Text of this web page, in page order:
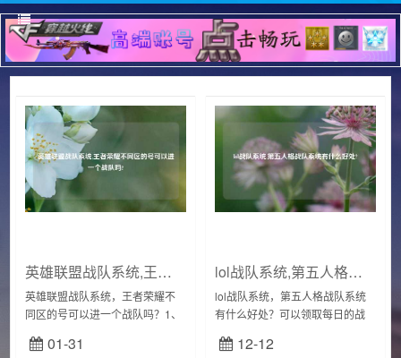
英雄联盟战队系统,王者荣耀不同区的号可以进一个战队吗?
英雄联盟战队系统，王者荣耀不
同区的号可以进一个战队吗？1、
过ios不能和安卓、微信不能和
01-31
lol战队系统,第五人格战队系统有什么好处?
lol战队系统，第五人格战队系统
有什么好处？可以领取每日的战
可以领取每日的战队福利线索，
12-12